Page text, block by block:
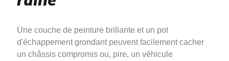
Une couche de peinture brillante et un pot
d'échappement grondant peuvent facilement cacher
un châssis compromis ou, pire, un véhicule